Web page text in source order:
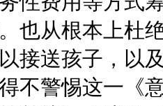
也从根本上杜
接送孩子，以
不警惕这一《